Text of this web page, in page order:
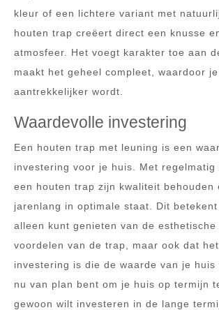
kleur of een lichtere variant met
houten trap creëert direct een knusse
atmosfeer. Het voegt karakter toe aan
maakt het geheel compleet, waardoor
aantrekkelijker wordt.
Waardevolle investering
Een houten trap met leuning is een
investering voor je huis. Met regelmatig
een houten trap zijn kwaliteit behouden
jarenlang in optimale staat. Dit
alleen kunt genieten van de esthetische
voordelen van de trap, maar ook dat
investering is die de waarde van je huis
nu van plan bent om je huis op termijn
gewoon wilt investeren in de lange